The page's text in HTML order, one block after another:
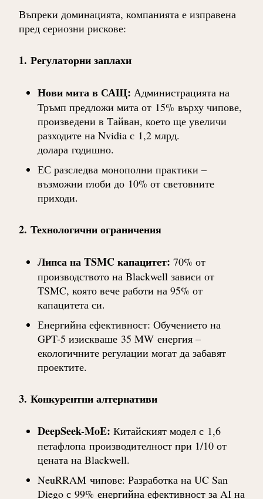
Въпреки доминацията, компанията е изправена
пред сериозни рискове:
1. Регулаторни заплахи
Нови мита в САЩ: Администрацията на
Тръмп предложи мита от 15% върху чипове,
произведени в Тайван, което ще увеличи
разходите на Nvidia с 1,2 млрд.
доларагодишно.
ЕС разследвамонополни практики –
възможни глоби до 10% от световните
приходи.
2. Технологични ограничения
Липса на TSMC капацитет: 70% от
производството на Blackwell зависи от
TSMC, която вече работи на 95% от
капацитета си.
Енергийна ефективност: Обучението на
GPT-5 изискваше 35 MWенергия –
екологичните регулации могат да забавят
проектите.
3. Конкурентни алтернативи
DeepSeek-MoE: Китайският модел с 1,6
петафлопапроизводителност при 1/10 от
цената на Blackwell.
NeuRRAMчипове: Разработка на UC San
Diego с 99% енергийна ефективност за AI на